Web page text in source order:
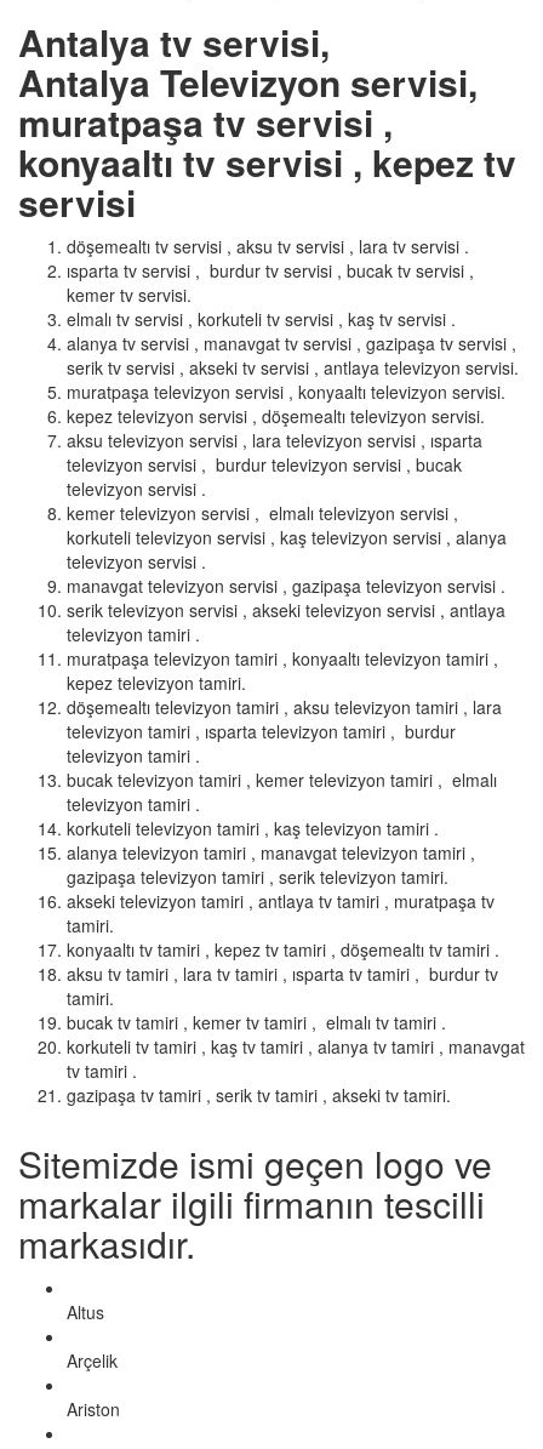
Antalya tv servisi,
Antalya Televizyon servisi,
muratpaşa tv servisi ,
konyaaltı tv servisi , kepez tv
servisi
döşemealtı tv servisi , aksu tv servisi , lara tv servisi .
ısparta tv servisi , burdur tv servisi , bucak tv servisi ,
kemer tv servisi.
elmalı tv servisi , korkuteli tv servisi , kaş tv servisi .
alanya tv servisi , manavgat tv servisi , gazipaşa tv servisi ,
serik tv servisi , akseki tv servisi , antlaya televizyon servisi.
muratpaşa televizyon servisi , konyaaltı televizyon servisi.
kepez televizyon servisi , döşemealtı televizyon servisi.
aksu televizyon servisi , lara televizyon servisi , ısparta
televizyon servisi , burdur televizyon servisi , bucak
televizyon servisi .
kemer televizyon servisi , elmalı televizyon servisi ,
korkuteli televizyon servisi , kaş televizyon servisi , alanya
televizyon servisi .
manavgat televizyon servisi , gazipaşa televizyon servisi .
serik televizyon servisi , akseki televizyon servisi , antlaya
televizyon tamiri .
muratpaşa televizyon tamiri , konyaaltı televizyon tamiri ,
kepez televizyon tamiri.
döşemealtı televizyon tamiri , aksu televizyon tamiri , lara
televizyon tamiri , ısparta televizyon tamiri , burdur
televizyon tamiri .
bucak televizyon tamiri , kemer televizyon tamiri , elmalı
televizyon tamiri .
korkuteli televizyon tamiri , kaş televizyon tamiri .
alanya televizyon tamiri , manavgat televizyon tamiri ,
gazipaşa televizyon tamiri , serik televizyon tamiri.
akseki televizyon tamiri , antlaya tv tamiri , muratpaşa tv
tamiri.
konyaaltı tv tamiri , kepez tv tamiri , döşemealtı tv tamiri .
aksu tv tamiri , lara tv tamiri , ısparta tv tamiri , burdur tv
tamiri.
bucak tv tamiri , kemer tv tamiri , elmalı tv tamiri .
korkuteli tv tamiri , kaş tv tamiri , alanya tv tamiri , manavgat
tv tamiri .
gazipaşa tv tamiri , serik tv tamiri , akseki tv tamiri.
Sitemizde ismi geçen logo ve
markalar ilgili firmanın tescilli
markasıdır.
Altus
Arçelik
Ariston